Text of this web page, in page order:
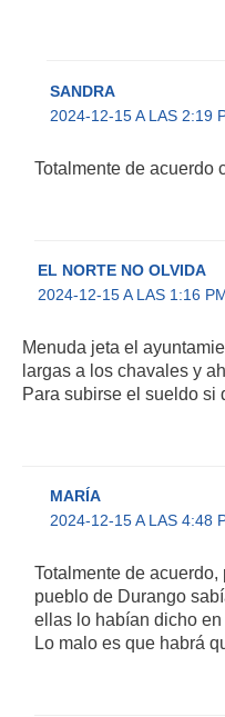
SANDRA
2024-12-15 A LAS 2:19
Totalmente de acuerdo
EL NORTE NO OLVIDA
2024-12-15 A LAS 1:16 PM
Menuda jeta el
largas a los chavales y
Para subirse el sueldo
MARÍA
2024-12-15 A LAS 4:48
Totalmente de
pueblo de Durango
ellas lo habían dicho
Lo malo es que habrá